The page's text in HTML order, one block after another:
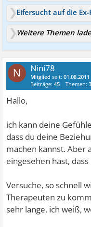
Weitere Themen
N Nini78
Mitglied seit:01.08.2011
Beiträge:45 Themen:3
Hallo,
ich kann deine
dass du deine
machen kannst. Aber
eingesehen hast,
Versuche, so schnell
Therapeuten zu
sehr lange, ich weiß,